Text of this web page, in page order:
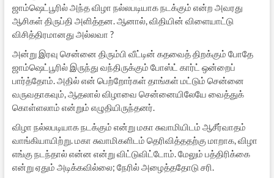
ஜாம்ஷெட்பூரில் அந்த விழா நல்லபடியாக நடக்கும் என்ற அவரது
ஆசிகள் திருப்தி அளித்தன. ஆனால், விதியின் விளையாட்டு
விசித்திரமானது அல்லவா ?
அன்று இரவு சென்னை திரும்பி வீட்டின் கதவைத் திறக்கும் போதே
ஜாம்ஷெட்பூரில் இருந்து வந்திருக்கும் போஸ்ட் கார்ட் ஒன்றைப்
பார்த்தோம். அதில் என் பெற்றோர்கள் தாங்கள் மட்டும் சென்னை
வருவதாகவும், ஆதலால் விழாவை சென்னையிலேயே வைத்துக்
கொள்ளலாம் என்றும் எழுதியிருந்தனர்.
விழா நல்லபடியாக நடக்கும் என்று மகா சுவாமியிடம் ஆசீர்வாதம்
வாங்கியாயிற்று. மகா சுவாமிகளிடம் தெரிவித்ததற்கு மாறாக, விழா
எங்கு நடந்தால் என்ன என்று விட்டுவிட்டோம். மேலும் பத்திரிக்கை
என்று ஏதும் அடிக்கவில்லை; நேரில் அழைத்ததோடு சரி.